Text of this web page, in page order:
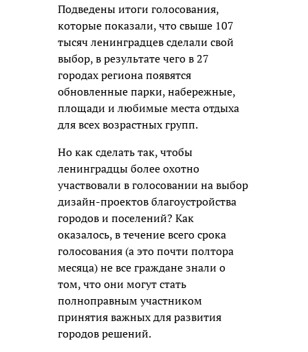
Подведены итоги голосования,
которые показали, что свыше 107
тысяч ленинградцев сделали свой
выбор, в результате чего в 27
городах региона появятся
обновленные парки, набережные,
площади и любимые места отдыха
для всех возрастных групп.
Но как сделать так, чтобы
ленинградцы более охотно
участвовали в голосовании на выбор
дизайн-проектов благоустройства
городов и поселений? Как
оказалось, в течение всего срока
голосования (а это почти полтора
месяца) не все граждане знали о
том, что они могут стать
полноправным участником
принятия важных для развития
городов решений.